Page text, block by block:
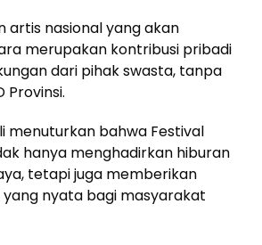
artis nasional yang akan
merupakan kontribusi pribadi
dari pihak swasta, tanpa
Provinsi.
menuturkan bahwa Festival
hanya menghadirkan hiburan
tetapi juga memberikan
nyata bagi masyarakat